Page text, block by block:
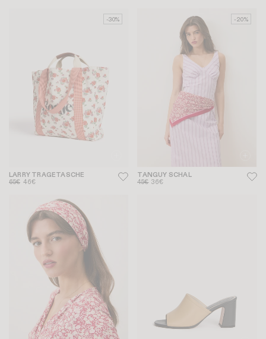
-30%
LARRY TRAGETASCHE
65€ 46€
-20%
TANGUY SCHAL
45€ 36€